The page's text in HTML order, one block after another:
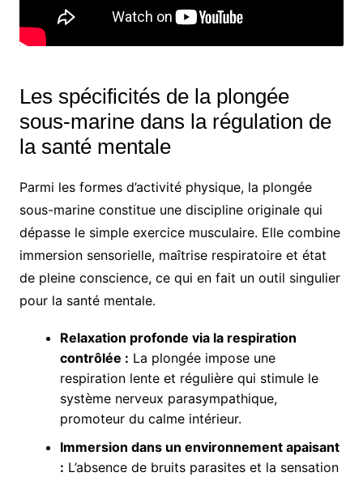
Les spécificités de la plongée
sous-marine dans la régulation de
la santé mentale
Parmi les formes d’activité physique, la plongée
sous-marine constitue une discipline originale qui
dépasse le simple exercice musculaire. Elle combine
immersion sensorielle, maîtrise respiratoire et état
de pleine conscience, ce qui en fait un outil singulier
pour la santé mentale.
Relaxation profonde via la respiration
contrôlée : La plongée impose une
respiration lente et régulière qui stimule le
système nerveux parasympathique,
promoteur du calme intérieur.
Immersion dans un environnement apaisant
: L’absence de bruits parasites et la sensation